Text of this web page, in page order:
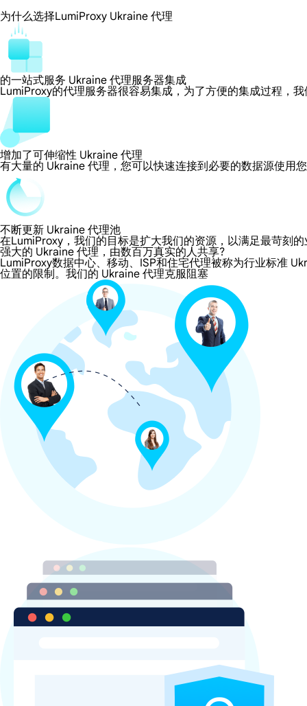
为什么选择LumiProxy Ukraine 代理
的一站式服务 Ukraine 代理服务器集成
LumiProxy的代理服务器很容易集成，为了方便的集成过程，
增加了可伸缩性 Ukraine 代理
有大量的 Ukraine 代理，您可以快速连接到必要的数据源使用
不断更新 Ukraine 代理池
在LumiProxy，我们的目标是扩大我们的资源，以满足最苛刻
强大的 Ukraine 代理，由数百万真实的人共享?
LumiProxy数据中心、移动、ISP和住宅代理被称为行业标准
位置的限制。我们的 Ukraine 代理克服阻塞